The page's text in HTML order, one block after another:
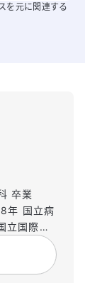
を元に関連する
卒業
年 国立病
立国際医
ジデント
院 内科
科 卒業